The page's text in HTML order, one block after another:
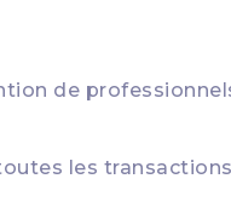
de
les